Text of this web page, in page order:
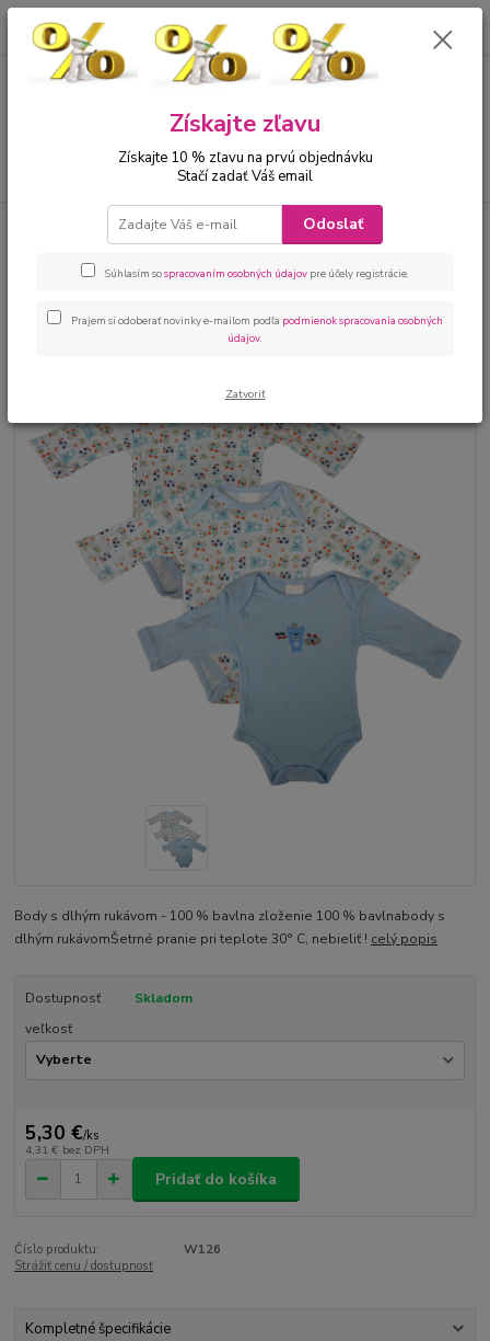
00421 905 612848 za0 €
Kojenecké body biele potlač macík
Kojenecké body biele potlač
macík
Body s dlhým rukávom - 100 % bavlna zloženie 100 % bavlnabody s
dlhým rukávomŠetrné pranie pri teplote 30° C, nebieliť ! celý popis
Dostupnosť
Skladom
veľkosť
5,30 €/ks
4,31 € bez DPH
Pridať do košíka
Číslo produktu:
W126
Strážiť cenu / dostupnosť
Kompletné špecifikácie
Získajte zľavu
Získajte 10 % zľavu na prvú objednávku
Stačí zadať Váš email
Odoslať
Súhlasím sospracovaním osobných údajov pre účely registrácie.
Prajem si odoberať novinky e-mailom podľa podmienok spracovania osobných
údajov.
Zatvoriť